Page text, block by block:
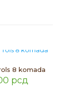
8 komada
рсд